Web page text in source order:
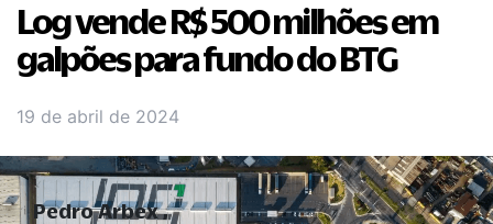
Log vende R$ 500 milhões em
galpões para fundo do BTG
19 de abril de 2024
Pedro Arbex